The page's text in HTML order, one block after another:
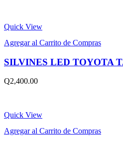
Quick View
Agregar al Carrito de Compras
SILVINES LED TOYOTA
Q2,400.00
Quick View
Agregar al Carrito de Compras